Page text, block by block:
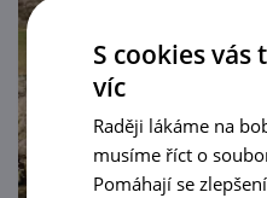
S cookies
víc
Raději lákáme na
musíme říct o
Pomáhají se